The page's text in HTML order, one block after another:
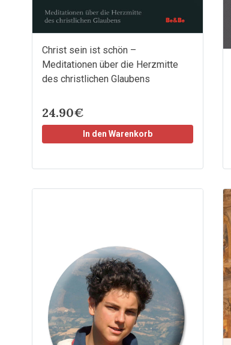
Christ sein ist schön –
Meditationen über die Herzmitte
des christlichen Glaubens
24.90€
In den Warenkorb